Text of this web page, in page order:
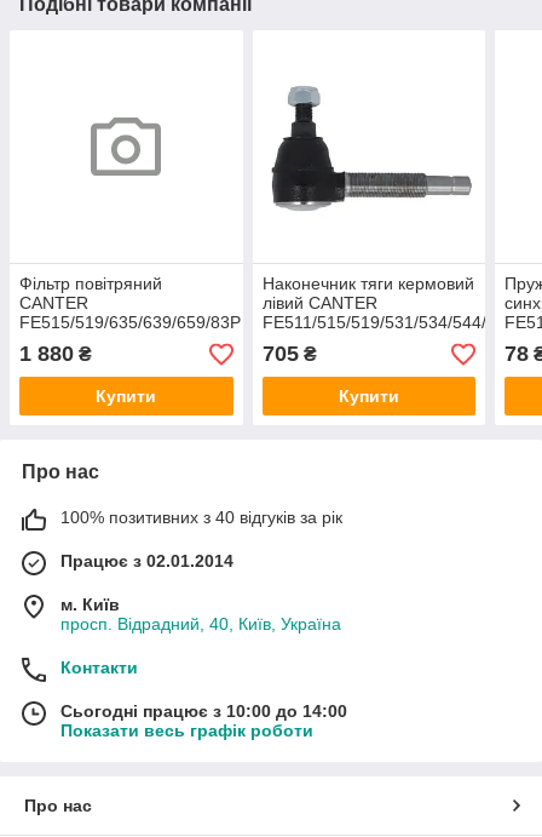
Фільтр повітряний
CANTER
FE515/519/635/639/659/83P
AZUMI
1 880 ₴
Купити
Наконечник тяги кермовий
лівий CANTER
FE511/515/519/531/534/544/71A/
(M20*1.5) AUTOKAT
705₴
Купити
78
Про нас
100% позитивних з 40 відгуків за рік
Працює з 02.01.2014
м. Київ
просп. Відрадний, 40, Київ, Україна
Контакти
Сьогодні працює з 10:00 до 14:00
Показати весь графік роботи
Про нас